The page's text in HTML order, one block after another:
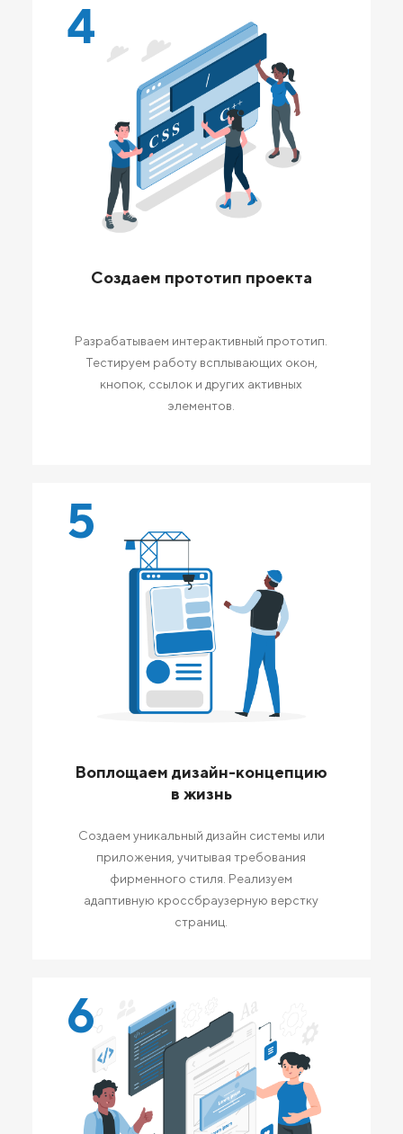
4
Создаем прототип проекта
Разрабатываем интерактивный прототип.
Тестируем работу всплывающих окон,
кнопок, ссылок и других активных
элементов.
5
Воплощаем дизайн-концепцию
в жизнь
Создаем уникальный дизайн системы или
приложения, учитывая требования
фирменного стиля. Реализуем
адаптивную кроссбраузерную верстку
страниц.
6